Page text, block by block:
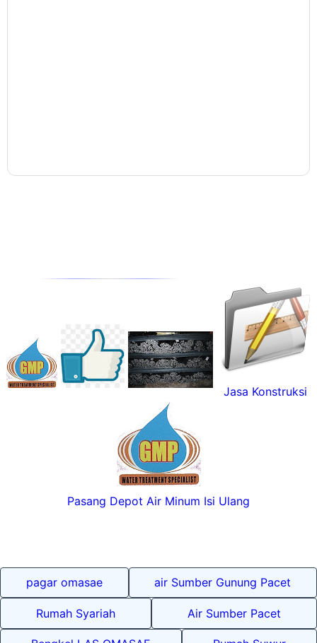
Jasa Konstruksi
Pasang Depot Air Minum Isi Ulang
pagar omasae air Sumber Gunung Pacet
Rumah Syariah Air Sumber Pacet